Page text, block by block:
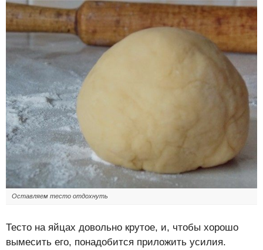
Оставляем тесто отдохнуть
Тесто на яйцах довольно крутое, и, чтобы хорошо
вымесить его, понадобится приложить усилия.